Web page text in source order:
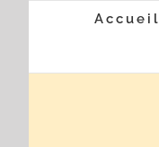
Accueil